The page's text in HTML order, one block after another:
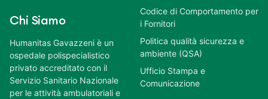
Chi Siamo
Humanitas Gavazzeni è un
ospedale polispecialistico
privato accreditato con il
Servizio Sanitario Nazionale
per le attività ambulatoriali e
Codice di Comportamento per
i Fornitori
Politica qualità sicurezza e
ambiente (QSA)
Ufficio Stampa e
Comunicazione